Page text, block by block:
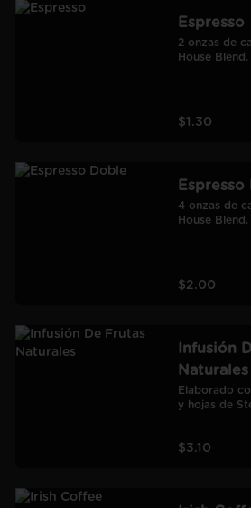
Espresso
2 onzas de
House Blend.
$1.30
Espresso
4 onzas de
House Blend.
$2.00
Infusión
Naturales
Elaborado
y hojas de
$3.10